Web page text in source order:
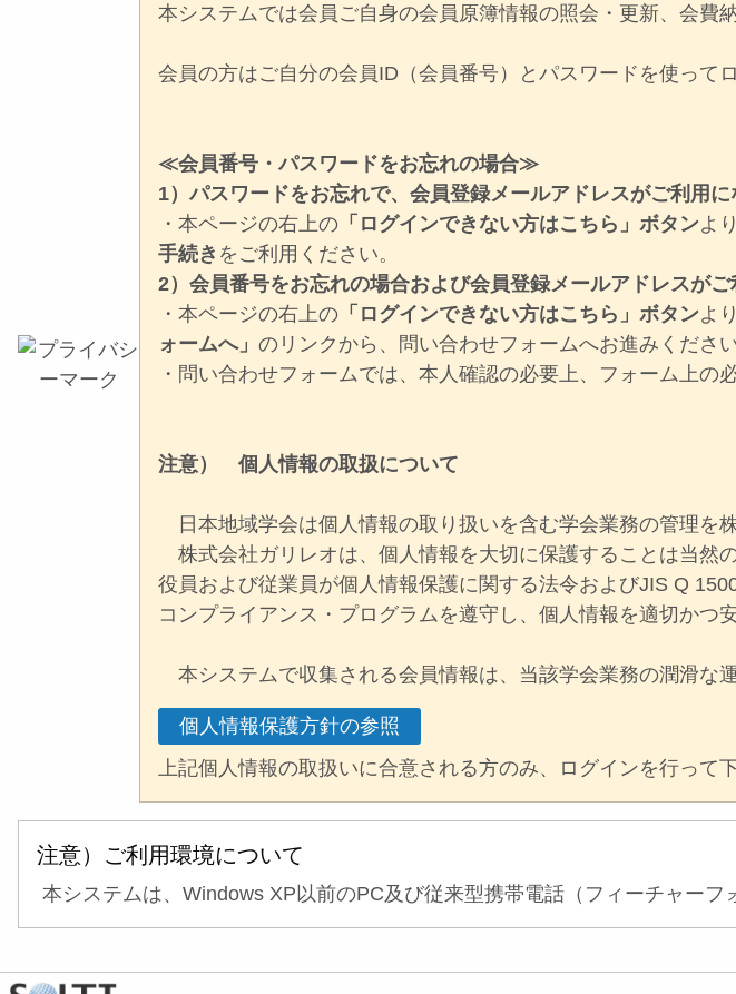
本システムでは会員ご自身の会員原簿情報の照会・更新、会費
会員の方はご自分の会員ID（会員番号）とパスワードを使って
≪会員番号・パスワードをお忘れの場合≫
1）パスワードをお忘れで、会員登録メールアドレスがご利用に
・本ページの右上の 「ログインできない方はこちら」ボタンよ
手続き をご利用ください。
2）会員番号をお忘れの場合および会員登録メールアドレスが
・本ページの右上の 「ログインできない方はこちら」ボタンよ
ォームへ」のリンクから、問い合わせフォームへお進みください
・問い合わせフォームでは、本人確認の必要上、フォーム上の
注意） 個人情報の取扱について
日本地域学会は個人情報の取り扱いを含む学会業務の管理を
株式会社ガリレオは、個人情報を大切に保護することは当然
役員および従業員が個人情報保護に関する法令およびJIS Q
コンプライアンス・プログラムを遵守し、個人情報を適切かつ
本システムで収集される会員情報は、当該学会業務の潤滑な
個人情報保護方針の参照
上記個人情報の取扱いに合意される方のみ、ログインを行って下
注意）ご利用環境について
本システムは、Windows XP以前のPC及び従来型携帯電話（フィーチャーフ